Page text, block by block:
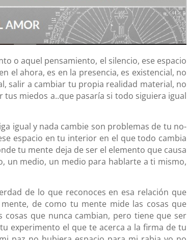
o aquel pensamiento, el silencio, ese espacio
el ahora, es en la presencia, es existencial, no
salir a cambiar tu propia realidad material, no
miedos a..que pasaría si todo siguiera igual
igual y nada cambie son problemas de tu no-
espacio en tu interior en el que todo cambia
tu mente deja de ser el elemento que causa
un medio, un medio para hablarte a ti mismo,
de lo que reconoces en esa relación que
de como tu mente mide las cosas que
que nunca cambian, pero tiene que ser
experimento el que te acerca a la firma de tu